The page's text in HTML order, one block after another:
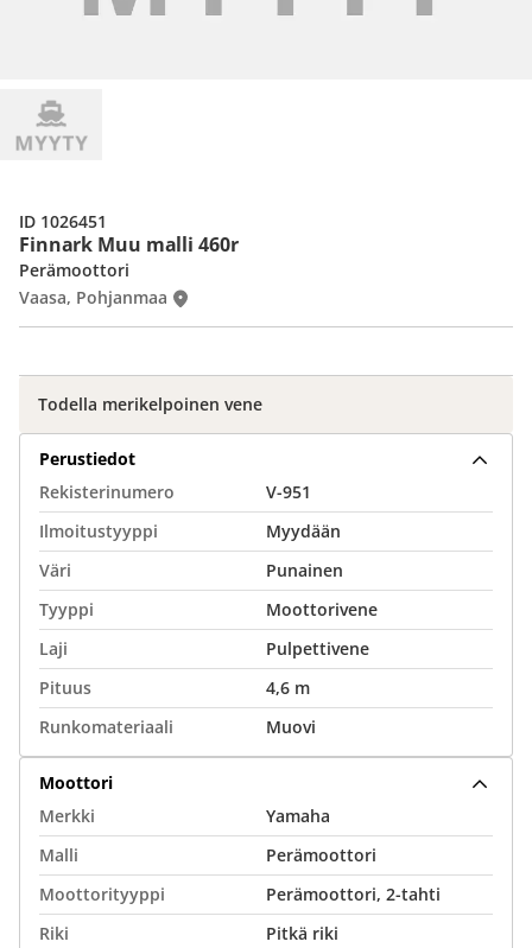
Finnark Muu malli 460r
Perämoottori
Vaasa, Pohjanmaa
ID 1026451
Todella merikelpoinen vene
Perustiedot
Rekisterinumero
V-951
Ilmoitustyyppi
Myydään
Väri
Punainen
Tyyppi
Moottorivene
Laji
Pulpettivene
Pituus
4,6 m
Runkomateriaali
Muovi
Moottori
Merkki
Yamaha
Malli
Perämoottori
Moottorityyppi
Perämoottori, 2-tahti
Riki
Pitkä riki